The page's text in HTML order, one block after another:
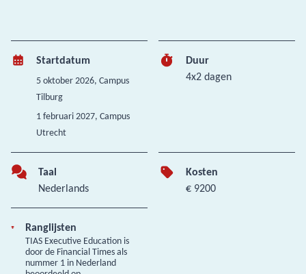
Startdatum
5 oktober 2026, Campus
Tilburg
1 februari 2027, Campus
Utrecht
Duur
4x2 dagen
Taal
Nederlands
Kosten
€ 9200
Ranglijsten
TIAS Executive Education is
door de Financial Times als
nummer 1 in Nederland